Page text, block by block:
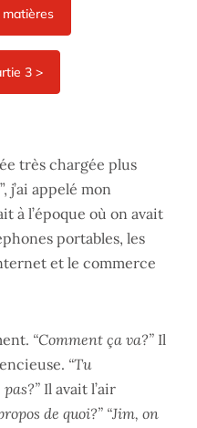
très chargée plus
j’ai appelé mon
à l’époque où on avait
portables, les
et le commerce
“Comment ça va?” Il
“Tu
pas?” Il avait l’air
de quoi?” “Jim, on